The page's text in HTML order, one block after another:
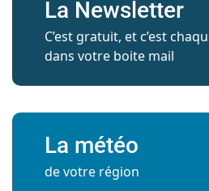
La Newsletter
C’est gratuit, et c’est
dans votre boite mail
La météo
de votre région